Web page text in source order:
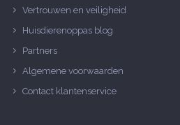
Vertrouwen en veiligheid
Huisdierenoppas blog
Partners
Algemene voorwaarden
Contact klantenservice